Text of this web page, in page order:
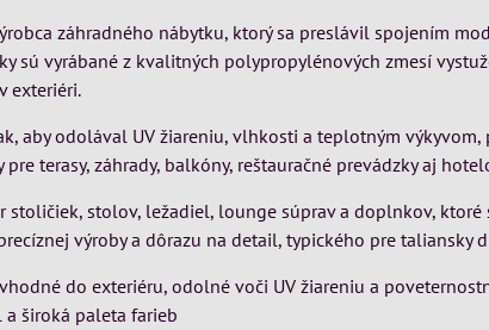
záhradného nábytku, ktorý sa preslávil spojením
sú vyrábané z kvalitných polypropylénových zmesí
exteriéri.
aby odolával UV žiareniu, vlhkosti a teplotným
terasy, záhrady, balkóny, reštauračné prevádzky aj
stoličiek, stolov, ležadiel, lounge súprav a doplnkov,
výroby a dôrazu na detail, typického pre taliansky
do exteriéru, odolné voči UV žiareniu a
široká paleta farieb